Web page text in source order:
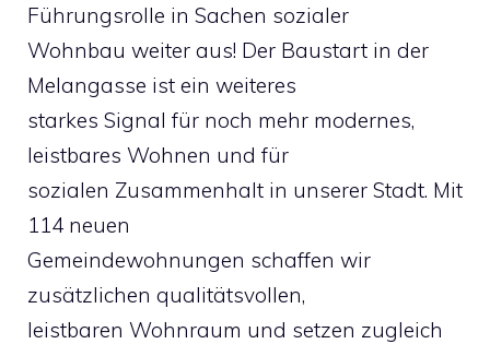
Führungsrolle in Sachen sozialer
Wohnbau weiter aus! Der Baustart in der
Melangasse ist ein weiteres
starkes Signal für noch mehr modernes,
leistbares Wohnen und für
sozialen Zusammenhalt in unserer Stadt. Mit
114 neuen
Gemeindewohnungen schaffen wir
zusätzlichen qualitätsvollen,
leistbaren Wohnraum und setzen zugleich